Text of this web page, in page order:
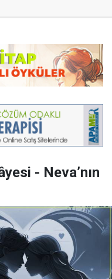
- Neva’nın